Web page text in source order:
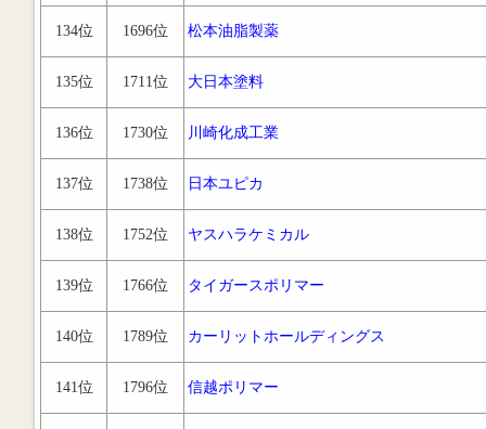
134位 1696位 松本油脂製薬
135位 1711位 大日本塗料
136位 1730位 川崎化成工業
137位 1738位 日本ユピカ
138位 1752位 ヤスハラケミカル
139位 1766位 タイガースポリマー
140位 1789位 カーリットホールディングス
141位 1796位 信越ポリマー